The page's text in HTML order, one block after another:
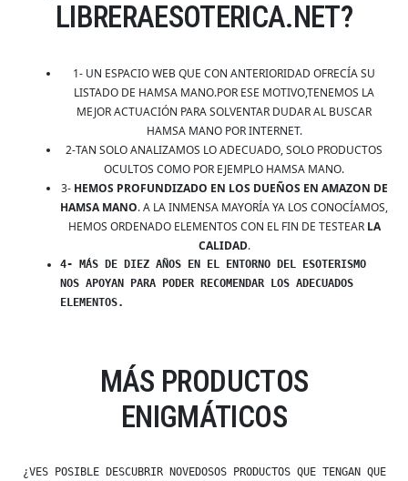
LIBRERAESOTERICA.NET?
1- UN ESPACIO WEB QUE CON ANTERIORIDAD OFRECÍA SU
LISTADO DE HAMSA MANO.POR ESE MOTIVO,TENEMOS LA
MEJOR ACTUACIÓN PARA SOLVENTAR DUDAR AL BUSCAR
HAMSA MANO POR INTERNET.
2-TAN SOLO ANALIZAMOS LO ADECUADO, SOLO PRODUCTOS
OCULTOS COMO POR EJEMPLO HAMSA MANO.
3- HEMOS PROFUNDIZADO EN LOS DUEÑOS EN AMAZON DE
HAMSA MANO. A LA INMENSA MAYORÍA YA LOS CONOCÍAMOS,
HEMOS ORDENADO ELEMENTOS CON EL FIN DE TESTEAR LA
CALIDAD.
4- MÁS DE DIEZ AÑOS EN EL ENTORNO DEL ESOTERISMO
NOS APOYAN PARA PODER RECOMENDAR LOS ADECUADOS
ELEMENTOS.
MÁS PRODUCTOS
ENIGMÁTICOS
¿VES POSIBLE DESCUBRIR NOVEDOSOS PRODUCTOS QUE TENGAN QUE